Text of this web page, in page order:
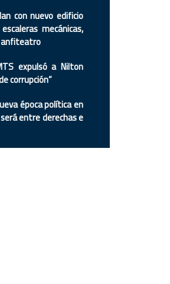
con nuevo edificio
mecánicas,
anfiteatro
expulsó a Nilton
corrupción”
época política en
entre derechas e